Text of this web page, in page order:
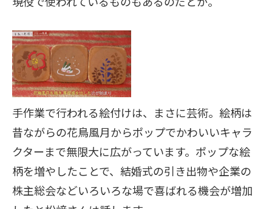
手作業で行われる絵付けは、まさに芸術。絵柄は
昔ながらの花鳥風月からポップでかわいいキャラ
クターまで無限大に広がっています。ポップな絵
柄を増やしたことで、結婚式の引き出物や企業の
株主総会などいろいろな場で喜ばれる機会が増加